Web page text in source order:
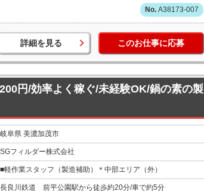
A38173-007
詳細を見る このお仕事に応募
円/効率よく稼ぐ/未経験OK/鍋の素の製
岐阜県 美濃加茂市
SGフィルダー株式会社
■軽作業スタッフ（製造補助）＊中部エリア（外）
長良川鉄道 前平公園駅から徒歩約20分/車で約5分